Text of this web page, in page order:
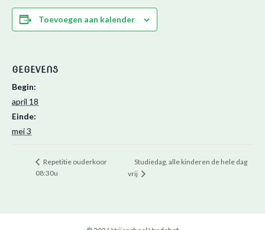
Toevoegen aan kalender
GEGEVENS
Begin:
april 18
Einde:
mei 3
Repetitie ouderkoor
08:30u
Studiedag, alle kinderen de hele dag
vrij